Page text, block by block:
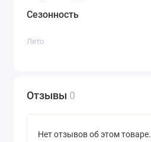
Сезонность
Лето
Отзывы 0
Нет отзывов об этом товаре.